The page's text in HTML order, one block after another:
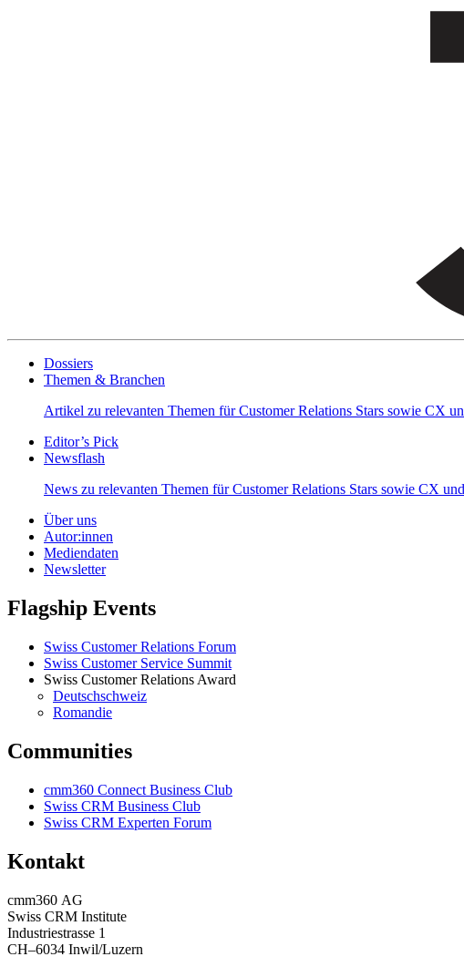
Dossiers
Themen & Branchen
Artikel zu relevanten Themen für Customer Relations Stars sowie CX
Editor’s Pick
Newsflash
News zu relevanten Themen für Customer Relations Stars sowie CX
Über uns
Autor:innen
Mediendaten
Newsletter
Flagship Events
Swiss Customer Relations Forum
Swiss Customer Service Summit
Swiss Customer Relations Award
Deutschschweiz
Romandie
Communities
cmm360 Connect Business Club
Swiss CRM Business Club
Swiss CRM Experten Forum
Kontakt
cmm360 AG
Swiss CRM Institute
Industriestrasse 1
CH–6034 Inwil/Luzern